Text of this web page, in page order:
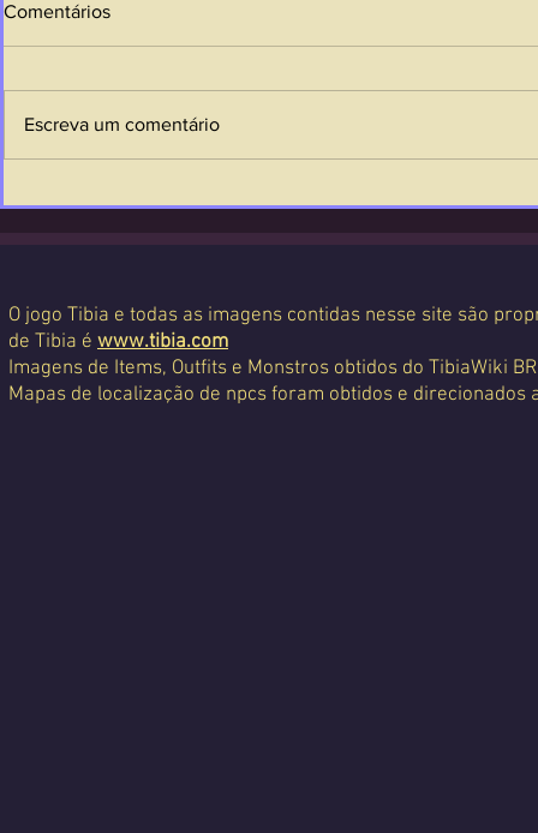
Comentários
Escreva um comentário
O jogo Tibia e todas as imagens contidas nesse site são
de Tibia é www.tibia.com
Imagens de Items, Outfits e Monstros obtidos do TibiaWiki
Mapas de localização de npcs foram obtidos e direcionados